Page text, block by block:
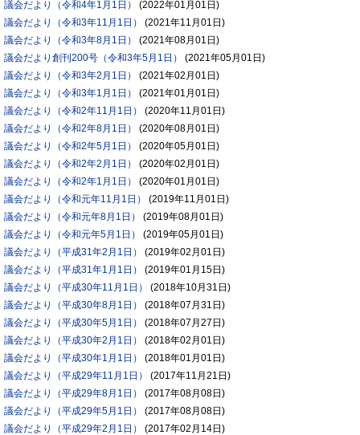
議会だより（令和4年1月1日）
(2022年01月01日 )
議会だより（令和3年11月1日）
(2021年11月01日 )
議会だより（令和3年8月1日）
(2021年08月01日 )
議会だより創刊200号（令和3年5月1日）
(2021年05月01日 )
議会だより（令和3年2月1日）
(2021年02月01日 )
議会だより（令和3年1月1日）
(2021年01月01日 )
議会だより（令和2年11月1日）
(2020年11月01日 )
議会だより（令和2年8月1日）
(2020年08月01日 )
議会だより（令和2年5月1日）
(2020年05月01日 )
議会だより（令和2年2月1日）
(2020年02月01日 )
議会だより（令和2年1月1日）
(2020年01月01日 )
議会だより（令和元年11月1日）
(2019年11月01日 )
議会だより（令和元年8月1日）
(2019年08月01日 )
議会だより（令和元年5月1日）
(2019年05月01日 )
議会だより（平成31年2月1日）
(2019年02月01日 )
議会だより（平成31年1月1日）
(2019年01月15日 )
議会だより（平成30年11月1日）
(2018年10月31日 )
議会だより（平成30年8月1日）
(2018年07月31日 )
議会だより（平成30年5月1日）
(2018年07月27日 )
議会だより（平成30年2月1日）
(2018年02月01日 )
議会だより（平成30年1月1日）
(2018年01月01日 )
議会だより（平成29年11月1日）
(2017年11月21日 )
議会だより（平成29年8月1日）
(2017年08月08日 )
議会だより（平成29年5月1日）
(2017年08月08日 )
議会だより（平成29年2月1日）
(2017年02月14日 )